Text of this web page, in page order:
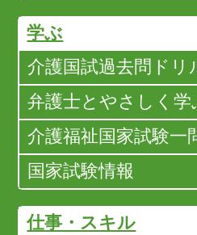
学ぶ
介護国試過去問ドリ
弁護士とやさしく学
介護福祉国家試験一
国家試験情報
仕事・スキル